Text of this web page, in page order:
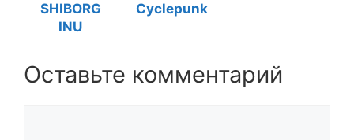
SHIBORG
INU
Cyclepunk
Оставьте комментарий